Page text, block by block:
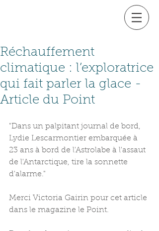
Réchauffement
climatique : l’exploratrice
qui fait parler la glace -
Article du Point
"Dans un palpitant journal de bord,
Lydie Lescarmontier embarquée à
23 ans à bord de l'Astrolabe à l'assaut
de l'Antarctique, tire la sonnette
d'alarme."
Merci Victoria Gairin pour cet article
dans le magazine le Point.